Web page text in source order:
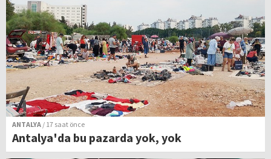
ANTALYA / 17 saat önce
Antalya'da bu pazarda yok, yok